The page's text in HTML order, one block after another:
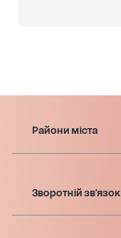
Райони міста
Зворотній зв'язок